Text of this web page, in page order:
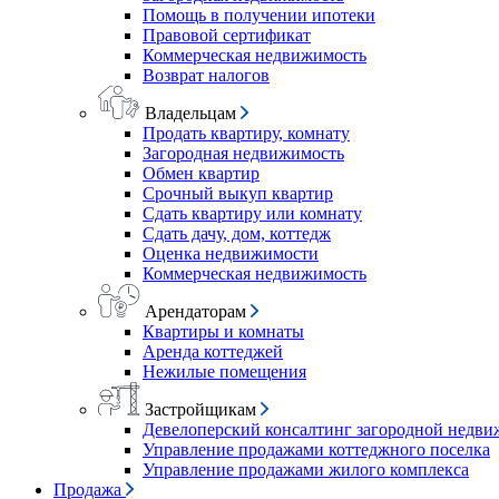
Помощь в получении ипотеки
Правовой сертификат
Коммерческая недвижимость
Возврат налогов
Владельцам
Продать квартиру, комнату
Загородная недвижимость
Обмен квартир
Срочный выкуп квартир
Сдать квартиру или комнату
Сдать дачу, дом, коттедж
Оценка недвижимости
Коммерческая недвижимость
Арендаторам
Квартиры и комнаты
Аренда коттеджей
Нежилые помещения
Застройщикам
Девелоперский консалтинг загородной
Управление продажами коттеджного поселка
Управление продажами жилого комплекса
Продажа